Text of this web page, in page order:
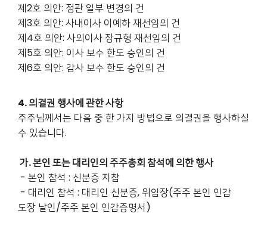
제2호 의안: 정관 일부 변경의 건
제3호 의안: 사내이사 이예하 재선임의 건
제4호 의안: 사외이사 장규형 재선임의 건
제5호 의안: 이사 보수 한도 승인의 건
제6호 의안: 감사 보수 한도 승인의 건
4. 의결권 행사에 관한 사항
주주님께서는 다음 중 한 가지 방법으로 의결권을 행사하실
수 있습니다.
가. 본인 또는 대리인의 주주총회 참석에 의한 행사
- 본인 참석 : 신분증 지참
- 대리인 참석 : 대리인 신분증, 위임장(주주 본인 인감
도장 날인/주주 본인 인감증명서)